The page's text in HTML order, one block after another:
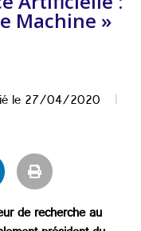
Machine »
le27/04/2020
de recherche au